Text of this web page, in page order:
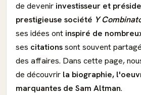
de devenir investisseur et
prestigieuse société Y
ses idées ont inspiré de
ses citationssont souvent
des affaires. Dans cette page,
de découvrir la biographie,
marquantes de Sam Altman.